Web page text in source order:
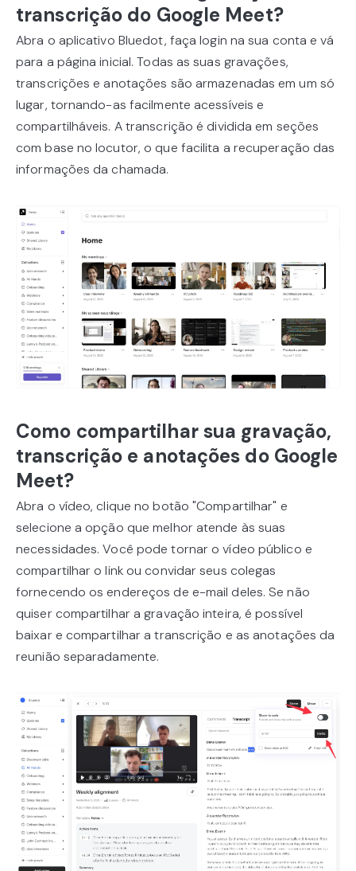
transcrição do Google Meet?
Abra o aplicativo Bluedot, faça login na sua conta e vá
para a página inicial. Todas as suas gravações,
transcrições e anotações são armazenadas em um só
lugar, tornando-as facilmente acessíveis e
compartilháveis. A transcrição é dividida em seções
com base no locutor, o que facilita a recuperação das
informações da chamada.
Como compartilhar sua gravação,
transcrição e anotações do Google
Meet?
Abra o vídeo, clique no botão "Compartilhar" e
selecione a opção que melhor atende às suas
necessidades. Você pode tornar o vídeo público e
compartilhar o link ou convidar seus colegas
fornecendo os endereços de e-mail deles. Se não
quiser compartilhar a gravação inteira, é possível
baixar e compartilhar a transcrição e as anotações da
reunião separadamente.